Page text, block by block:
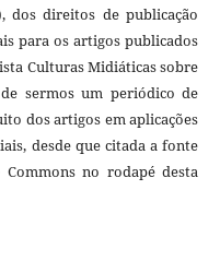
dos direitos de publicação
para os artigos publicados
Culturas Midiáticas sobre
sermos um periódico de
dos artigos em aplicações
desde que citada a fonte
no rodapé desta